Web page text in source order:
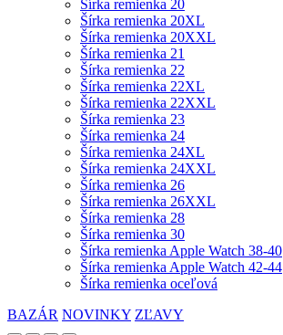
Šírka remienka 20
Šírka remienka 20XL
Šírka remienka 20XXL
Šírka remienka 21
Šírka remienka 22
Šírka remienka 22XL
Šírka remienka 22XXL
Šírka remienka 23
Šírka remienka 24
Šírka remienka 24XL
Šírka remienka 24XXL
Šírka remienka 26
Šírka remienka 26XXL
Šírka remienka 28
Šírka remienka 30
Šírka remienka Apple Watch 38-40
Šírka remienka Apple Watch 42-44
Šírka remienka oceľová
BAZÁR NOVINKY ZĽAVY